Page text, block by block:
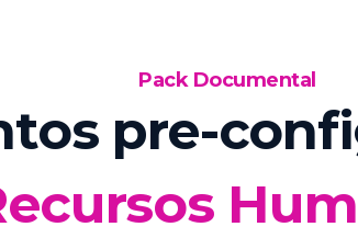
Pack Documental
pre-